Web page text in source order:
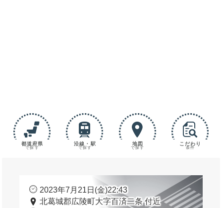
都道府県
で探す
沿線・駅
で探す
地図
で探す
こだわり
条件
2023年7月21日(金)22:43
北葛城郡広陵町大字百済二条 付近